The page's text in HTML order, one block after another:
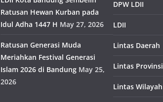
Ratusan Hewan Kurban pada
Idul Adha 1447 H May 27, 2026
Ratusan Generasi Muda
Meriahkan Festival Generasi
Islam 2026 di Bandung May 25,
2026
DPW LDII
LDII
Lintas Daerah
Lintas Provinsi
Lintas Wilayah